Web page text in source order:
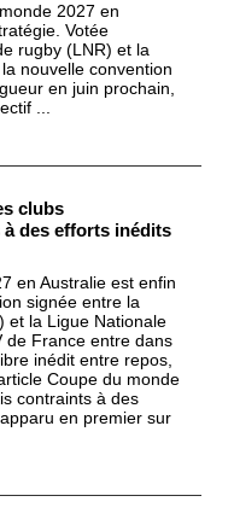
2027 en
Votée
rugby (LNR) et la
nouvelle convention
en juin prochain,
...
clubs
des efforts inédits
en Australie est enfin
signée entre la
et la Ligue Nationale
de France entre dans
inédit entre repos,
Coupe du monde
contraints à des
en premier sur